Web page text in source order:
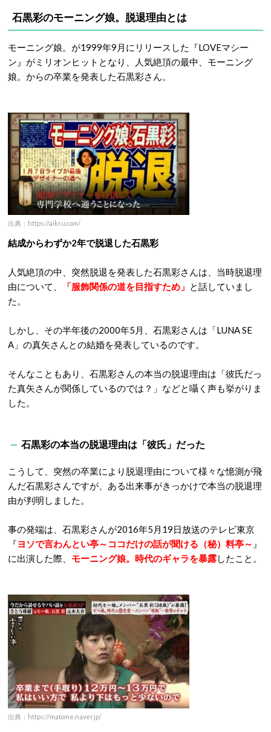
石黒彩のモーニング娘。脱退理由とは
モーニング娘。が1999年9月にリリースした『LOVEマシー
ン』がミリオンヒットとなり、人気絶頂の最中、モーニング
娘。からの卒業を発表した石黒彩さん。
出典：https://aikru.com/
結成からわずか2年で脱退した石黒彩
人気絶頂の中、突然脱退を発表した石黒彩さんは、当時脱退理
由について、
「服飾関係の道を目指すため」 と話していまし
た。
しかし、その半年後の2000年5月、石黒彩さんは「LUNA SE
A」の真矢さんとの結婚を発表しているのです。
そんなこともあり、石黒彩さんの本当の脱退理由は「彼氏だっ
た真矢さんが関係しているのでは？」などと囁く声も挙がりま
した。
石黒彩の本当の脱退理由は「彼氏」だった
こうして、突然の卒業により脱退理由について様々な憶測が飛
んだ石黒彩さんですが、ある出来事がきっかけで本当の脱退理
由が判明しました。
事の発端は、石黒彩さんが2016年5月19日放送のテレビ東京
『ヨソで言わんとい亭～ココだけの話が聞ける（秘）料亭～ 』
に出演した際、 モーニング娘。時代のギャラを暴露したこと。
出典：https://matome.naver.jp/